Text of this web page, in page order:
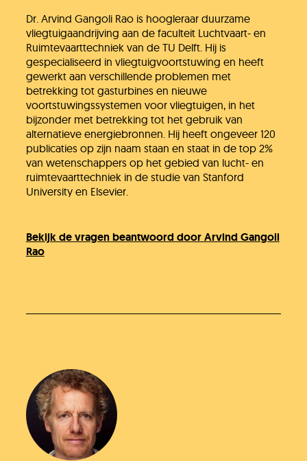
Dr. Arvind Gangoli Rao is hoogleraar duurzame
vliegtuigaandrijving aan de faculteit Luchtvaart- en
Ruimtevaarttechniek van de TU Delft. Hij is
gespecialiseerd in vliegtuigvoortstuwing en heeft
gewerkt aan verschillende problemen met
betrekking tot gasturbines en nieuwe
voortstuwingssystemen voor vliegtuigen, in het
bijzonder met betrekking tot het gebruik van
alternatieve energiebronnen. Hij heeft ongeveer 120
publicaties op zijn naam staan en staat in de top 2%
van wetenschappers op het gebied van lucht- en
ruimtevaarttechniek in de studie van Stanford
University en Elsevier.
Bekijk de vragen beantwoord door Arvind Gangoli
Rao